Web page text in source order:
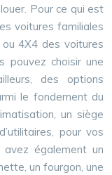
Pour ce qui est
voitures familiales
4X4 des voitures
pouvez choisir une
des options
le fondement du
un siège
pour vos
avez également un
un fourgon, une